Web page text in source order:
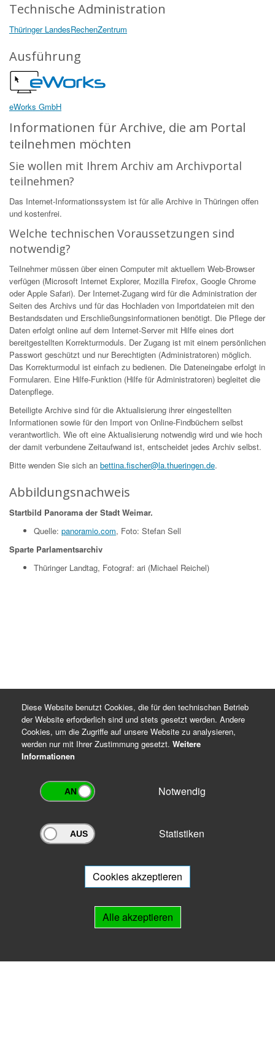
Technische Administration
Thüringer LandesRechenZentrum
Ausführung
eWorks GmbH
Informationen für Archive, die am Portal
teilnehmen möchten
Sie wollen mit Ihrem Archiv am Archivportal
teilnehmen?
Das Internet-Informationssystem ist für alle Archive in Thüringen offen
und kostenfrei.
Welche technischen Voraussetzungen sind
notwendig?
Teilnehmer müssen über einen Computer mit aktuellem Web-Browser
verfügen (Microsoft Internet Explorer, Mozilla Firefox, Google Chrome
oder Apple Safari). Der Internet-Zugang wird für die Administration der
Seiten des Archivs und für das Hochladen von Importdateien mit den
Bestandsdaten und Erschließungsinformationen benötigt. Die Pflege der
Daten erfolgt online auf dem Internet-Server mit Hilfe eines dort
bereitgestellten Korrekturmoduls. Der Zugang ist mit einem persönlichen
Passwort geschützt und nur Berechtigten (Administratoren) möglich.
Das Korrekturmodul ist einfach zu bedienen. Die Dateneingabe erfolgt in
Formularen. Eine Hilfe-Funktion (Hilfe für Administratoren) begleitet die
Datenpflege.
Beteiligte Archive sind für die Aktualisierung ihrer eingestellten
Informationen sowie für den Import von Online-Findbüchern selbst
verantwortlich. Wie oft eine Aktualisierung notwendig wird und wie hoch
der damit verbundene Zeitaufwand ist, entscheidet jedes Archiv selbst.
Bitte wenden Sie sich an bettina.fischer@la.thueringen.de.
Abbildungsnachweis
Startbild Panorama der Stadt Weimar.
Quelle: panoramio.com, Foto: Stefan Sell
Sparte Parlamentsarchiv
Thüringer Landtag, Fotograf: ari (Michael Reichel)
Archivportal Thüringen
Ihnen beratend zur Seite.
Diese Website benutzt Cookies, die für den technischen Betrieb
der Website erforderlich sind und stets gesetzt werden. Andere
Cookies, um die Zugriffe auf unsere Website zu analysieren,
werden nur mit Ihrer Zustimmung gesetzt. Weitere
Informationen
Notwendig
Statistiken
Cookies akzeptieren
Alle akzeptieren